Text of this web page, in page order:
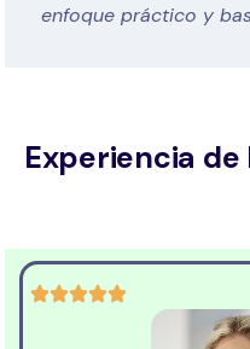
enfoque práctico y
Experiencia